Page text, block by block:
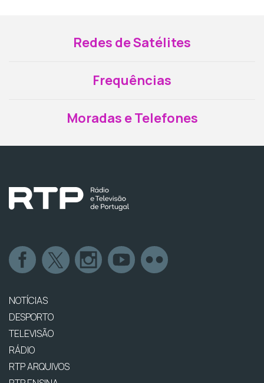
Redes de Satélites
Frequências
Moradas e Telefones
NOTÍCIAS
DESPORTO
TELEVISÃO
RÁDIO
RTP ARQUIVOS